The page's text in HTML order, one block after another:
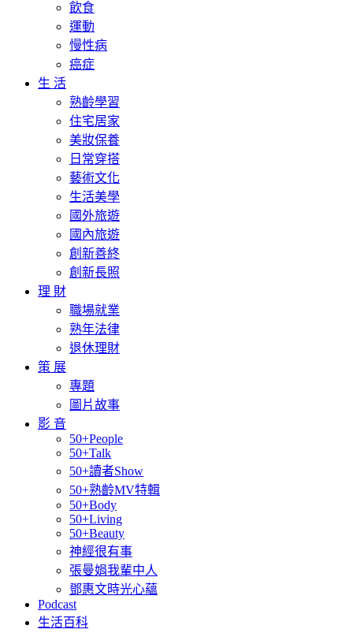
飲食
運動
慢性病
癌症
生 活
熟齡學習
住宅居家
美妝保養
日常穿搭
藝術文化
生活美學
國外旅遊
國內旅遊
創新善終
創新長照
理 財
職場就業
熟年法律
退休理財
策 展
專題
圖片故事
影 音
50+People
50+Talk
50+讀者Show
50+熟齡MV特輯
50+Body
50+Living
50+Beauty
神經很有事
張曼娟我輩中人
鄧惠文時光心蘊
Podcast
生活百科